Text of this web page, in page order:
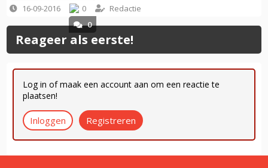
0
16-09-2016 0 Redactie
Reageer als eerste!
Log in of maak een account aan om een reactie te
plaatsen!
Inloggen Registreren